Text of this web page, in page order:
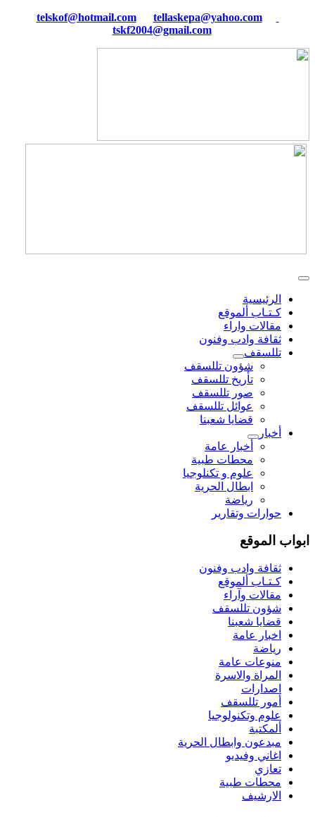
tellaskepa@yahoo.com
tskf2004@gmail.com
الرئيسية
كـتـاب ألموقع
مقالات واراء
ثقافة وادب وفنون
تللسقف
شؤون تللسقف
تأريخ تللسقف
صور تللسقف
عوائل تللسقف
قضايا شعبنا
أخبار
أخبار عامة
محطات طبية
علوم و تکنلوجیا
ابطال الحرية
رياضة
حوارات وتقارير
ابواب الموقع
ثقافة وادب وفنون
كـتـاب ألموقع
مقالات وآراء
شؤون تللسقف
قضايا شعبنا
اخبار عامة
رياضة
منوعات عامة
المراة والاسرة
اصدارات
أمور تللسقف
علوم وتكنولوجيا
ألمكتبة
مبدعون وابطال الحرية
اغاني وفيديو
تعازي
محطات طبية
الارشيف